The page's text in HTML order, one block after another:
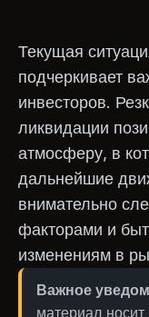
Текущая
подчеркивает
инвесторов.
ликвидации
атмосферу, в
дальнейшие
внимательно
факторами и
изменениям в
Важное
материал